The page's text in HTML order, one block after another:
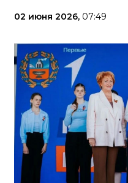
02 июня 2026, 07:49